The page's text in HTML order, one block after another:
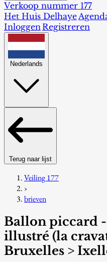
Verkoop nummer 177
Het Huis Delhaye
InloggenRegistreren
Nederlands
Terug naar lijst
Veiling 177
›
brieven
Ballon piccard -
illustré (la
Bruxelles >